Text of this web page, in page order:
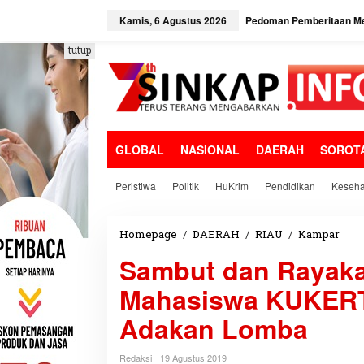
e
k
o
n
t
e
n
Kamis, 6 Agustus 2026 Pedoman Pemberitaan
GLOBAL NASIONAL DAERAH
Peristiwa Politik HuKrim Pendidikan
tutup
Homepage / DAERAH / RIAU / Kampar
m
b
u
t
Sambut dan
Mahasiswa
Adakan Lomba
Redaksi
19 Agustus 2019